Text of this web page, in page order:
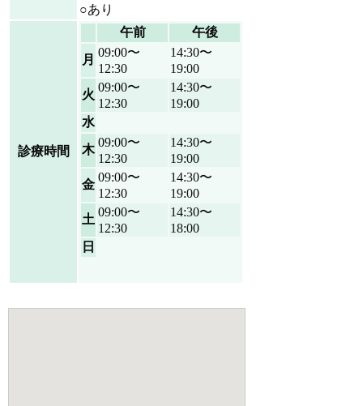
○あり
診療時間
午前
午後
月
09:00〜
12:30
14:30〜
19:00
火
09:00〜
12:30
14:30〜
19:00
水
木
09:00〜
12:30
14:30〜
19:00
金
09:00〜
12:30
14:30〜
19:00
土
09:00〜
12:30
14:30〜
18:00
日